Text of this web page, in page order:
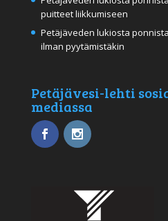
puitteet liikkumiseen
Petäjäveden lukiosta
ilman pyytämistäkin
Petäjävesi-lehti
mediassa